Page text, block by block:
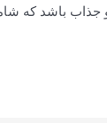
باشد که